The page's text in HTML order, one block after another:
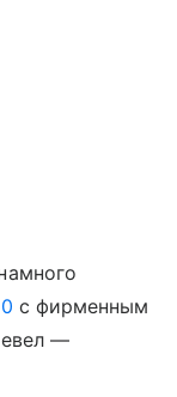
с фирменным
—